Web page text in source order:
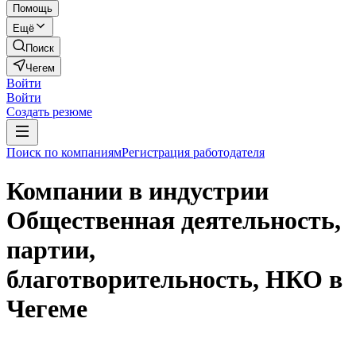
Помощь
Ещё
Поиск
Чегем
Войти
Войти
Создать резюме
Поиск по компаниямРегистрация работодателя
Компании в индустрии
Общественная деятельность,
партии,
благотворительность, НКО в
Чегеме